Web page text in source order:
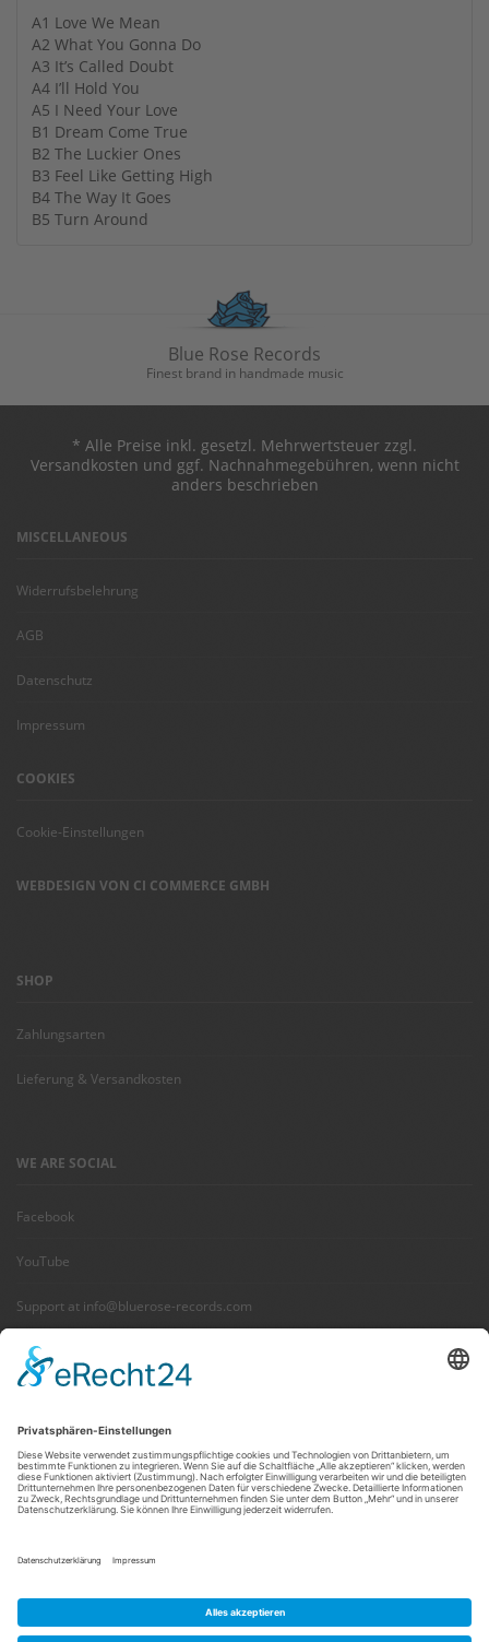
A1 Love We Mean
A2 What You Gonna Do
A3 It’s Called Doubt
A4 I’ll Hold You
A5 I Need Your Love
B1 Dream Come True
B2 The Luckier Ones
B3 Feel Like Getting High
B4 The Way It Goes
B5 Turn Around
Blue Rose Records
Finest brand in handmade music
* Alle Preise inkl. gesetzl. Mehrwertsteuer zzgl.
Versandkosten und ggf. Nachnahmegebühren, wenn nicht
anders beschrieben
MISCELLANEOUS
Widerrufsbelehrung
AGB
Datenschutz
Impressum
COOKIES
Cookie-Einstellungen
WEBDESIGN VON CI COMMERCE GMBH
SHOP
Zahlungsarten
Lieferung & Versandkosten
WE ARE SOCIAL
Facebook
YouTube
Support at info@bluerose-records.com
um den Facebook Social Plugins-
Service zu laden!
Wir verwenden Facebook Social Plugins, um
der Nutzung des Service zu, um diese Inhalte
anzuzeigen.